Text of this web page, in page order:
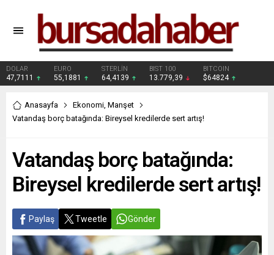
DOLAR
47,7111
EURO
55,1881
STERLİN
64,4139
BIST 100
13.779,39
BITCOIN
$64824
Anasayfa Ekonomi, Manşet
Vatandaş borç batağında: Bireysel kredilerde sert artış!
Vatandaş borç batağında:
Bireysel kredilerde sert artış!
Paylaş Tweetle Gönder